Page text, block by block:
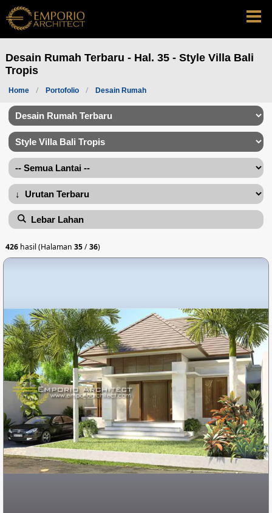
Desain Rumah Terbaru - Hal. 35 - Style Villa Bali
Tropis
Home Portofolio Desain Rumah
Lebar Lahan
426 hasil (Halaman35/36)